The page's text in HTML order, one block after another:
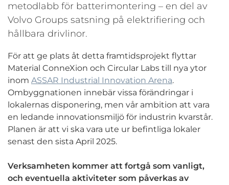
metodlabb för batterimontering – en del av
Volvo Groups satsning på elektrifiering och
hållbara drivlinor.
För att ge plats åt detta framtidsprojekt flyttar
Material ConneXion och Circular Labs till nya ytor
inom ASSAR Industrial Innovation Arena.
Ombyggnationen innebär vissa förändringar i
lokalernas disponering, men vår ambition att vara
en ledande innovationsmiljö för industrin kvarstår.
Planen är att vi ska vara ute ur befintliga lokaler
senast den sista April 2025.
Verksamheten kommer att fortgå som vanligt,
och eventuella aktiviteter som påverkas av